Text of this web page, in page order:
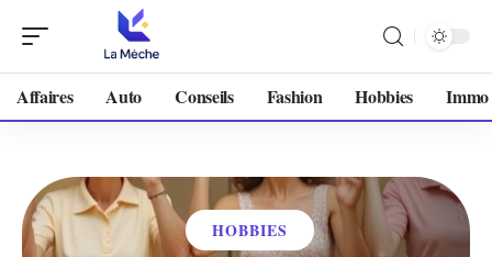
Affaires Auto Conseils Fashion Hobbies Immo
HOBBIES